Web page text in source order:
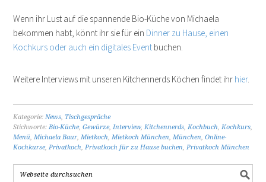
Wenn ihr Lust auf die spannende Bio-Küche von Michaela
bekommen habt, könnt ihr sie für ein Dinner zu Hause, einen
Kochkurs oder auch ein digitales Event buchen.
Weitere Interviews mit unseren Kitchennerds Köchen findet ihr hier.
Kategorie: News Tischgespräche
Stichworte: Bio-Küche,Gewürze, Interview, Kitchennerds Kochbuch Kochkurs
Menü
Michaela Baur Mietkoch Mietkoch München München ,Online-
Kochkurse, Privatkoch Privatkoch für zu Hause buchen Privatkoch München